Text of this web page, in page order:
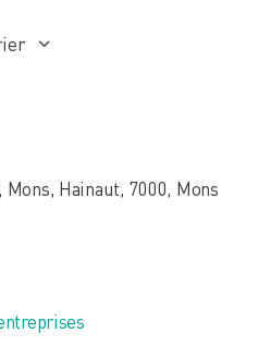
Hainaut, 7000, Mons